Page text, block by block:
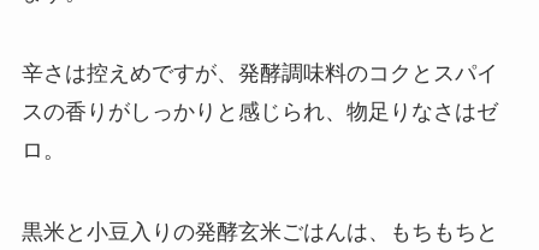
辛さは控えめですが、発酵調味料のコクとスパイ
スの香りがしっかりと感じられ、物足りなさはゼ
ロ。
黒米と小豆入りの発酵玄米ごはんは、もちもちと